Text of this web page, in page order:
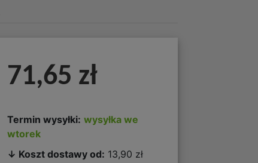
71,65 zł
Termin wysyłki: wysyłka we
wtorek
↓ Koszt dostawy od: 13,90 zł